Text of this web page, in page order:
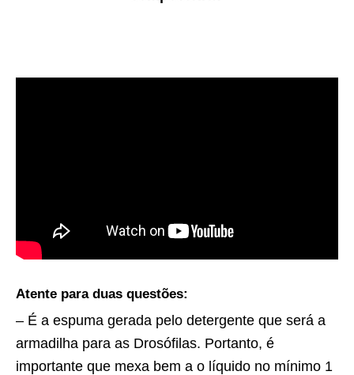
Atente para duas questões:
– É a espuma gerada pelo detergente que será a
armadilha para as Drosófilas. Portanto, é
importante que mexa bem a o líquido no mínimo 1